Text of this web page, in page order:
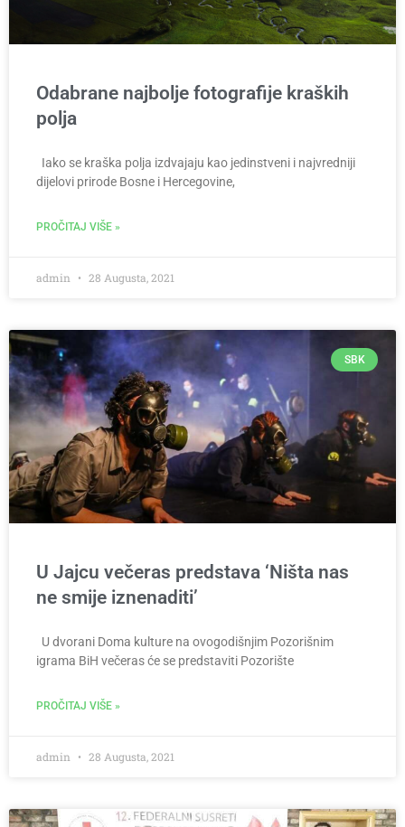
Odabrane najbolje fotografije kraških
polja
Iako se kraška polja izdvajaju kao jedinstveni i najvredniji
dijelovi prirode Bosne i Hercegovine,
PROČITAJ VIŠE »
admin 28 Augusta, 2021
SBK
U Jajcu večeras predstava ‘Ništa nas
ne smije iznenaditi’
U dvorani Doma kulture na ovogodišnjim Pozorišnim
igrama BiH večeras će se predstaviti Pozorište
PROČITAJ VIŠE »
admin 28 Augusta, 2021